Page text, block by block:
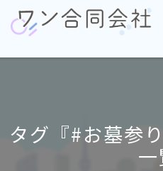
タグ『#お墓参